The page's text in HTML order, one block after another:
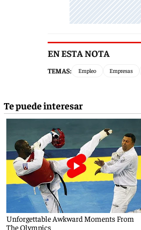
EN ESTA NOTA
TEMAS: Empleo Empresas